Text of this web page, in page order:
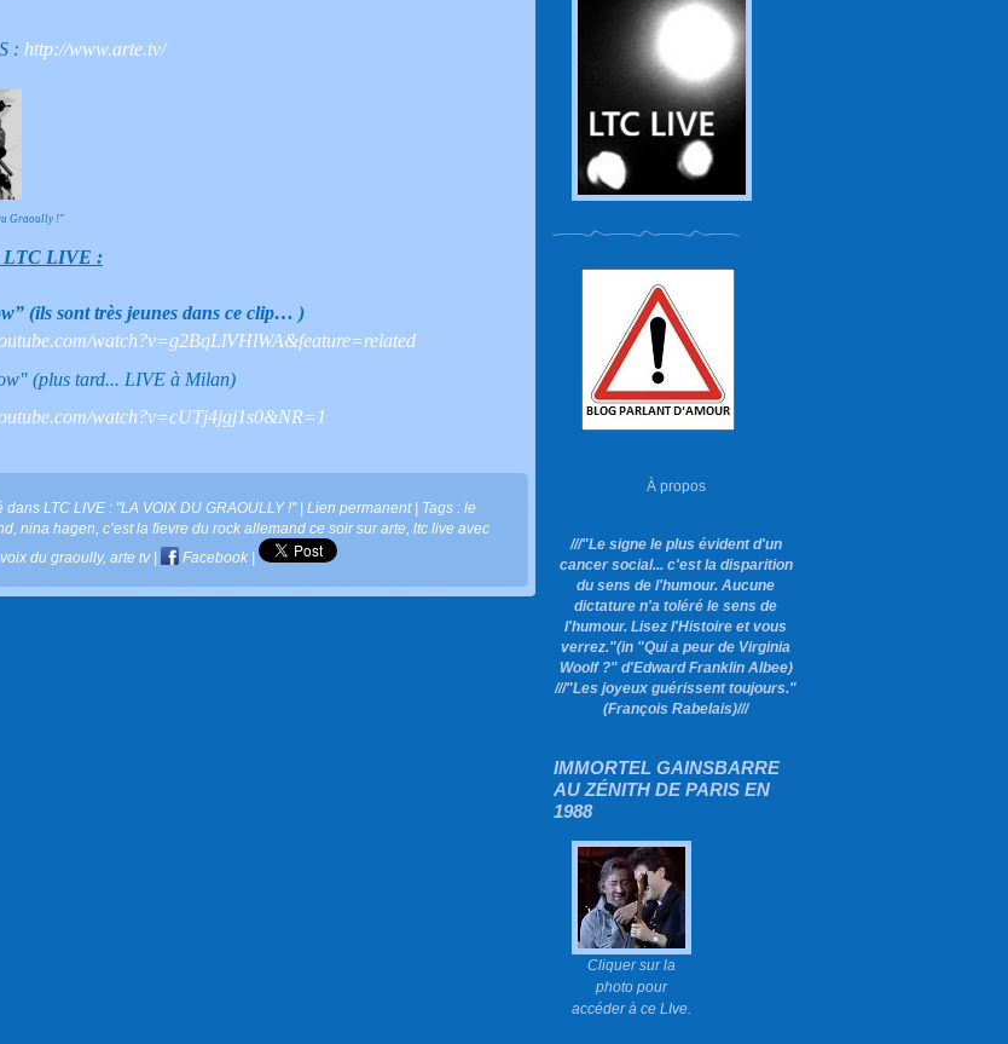
À propos
///"Le signe le plus évident d'un
cancer social... c'est la disparition
du sens de l'humour. Aucune
dictature n'a toléré le sens de
l'humour. Lisez l'Histoire et vous
verrez."(in "Qui a peur de Virginia
Woolf ?"d'Edward Franklin Albee)
///"Les joyeux guérissent toujours."
(François Rabelais)///
IMMORTEL GAINSBARRE
AU ZÉNITH DE PARIS EN
1988
Cliquer sur la
photo pour
accéder à ce LIve.
: http://www.arte.tv/
Graoully !"
LTC LIVE :
(ils sont très jeunes dans ce clip… )
watch?v=g2BqLlVHlWA&feature=related
(plus tard... LIVE à Milan)
watch?v=cUTj4jgj1s0&NR=1
dans LTC LIVE : "LA VOIX DU GRAOULLY !"| Lien permanent| Tags : le
nina hagen c’est la fievre du rock allemand ce soir sur arte ltc live avec
du graoully, arte tv| Facebook